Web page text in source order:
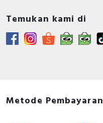
Temukan kami di
Metode Pembayaran